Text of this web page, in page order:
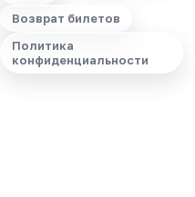
Возврат билетов
Политика
конфиденциальности